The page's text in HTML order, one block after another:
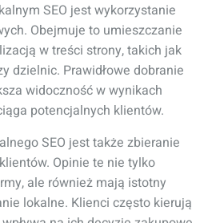
SEO jest wykorzystanie
Obejmuje to umieszczanie
w treści strony, takich jak
dzielnic. Prawidłowe dobranie
widoczność w wynikach
potencjalnych klientów.
SEO jest także zbieranie
Opinie te nie tylko
ale również mają istotny
lokalne. Klienci często kierują